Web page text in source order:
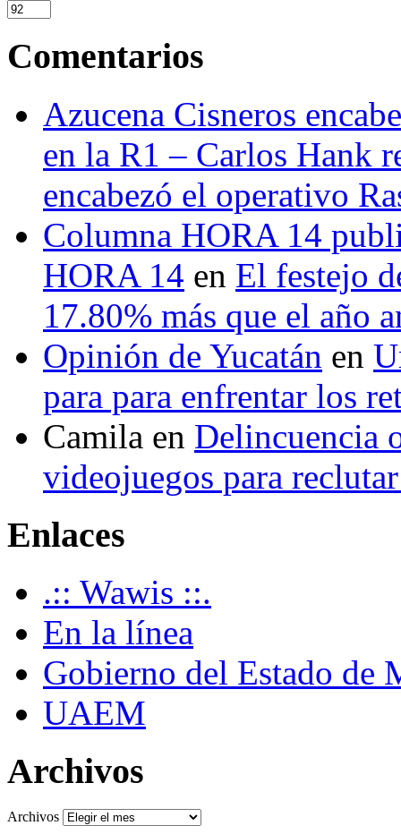
Comentarios
Azucena Cisneros
en la R1 – Carlos Hank
encabezó el operativo
Columna HORA 14
HORA 14 en El festejo
17.80% más que el año
Opinión de Yucatán en
para para enfrentar los
Camila en Delincuencia
videojuegos para
Enlaces
.:: Wawis ::.
En la línea
Gobierno del Estado de
UAEM
Archivos
Archivos